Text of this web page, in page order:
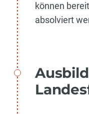
können
absolviert